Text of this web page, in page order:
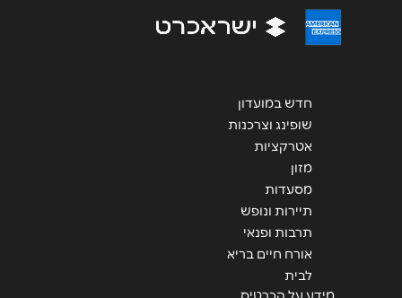
חדש במועדון
שופינג וצרכנות
אטרקציות
מזון
מסעדות
תיירות ונופש
תרבות ופנאי
אורח חיים בריא
לבית